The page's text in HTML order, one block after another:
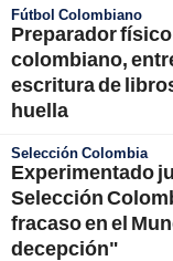
Fútbol Colombiano
Preparador
colombiano,
escritura de
huella
Selección Colombia
Experimentado
Selección
fracaso en el
decepción"